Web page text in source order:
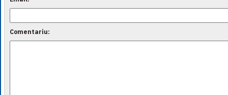
Comentariu: